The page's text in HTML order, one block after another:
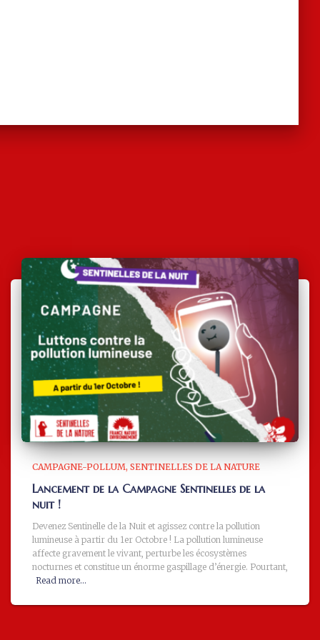
CAMPAGNE-POLLUM SENTINELLES DE LA NATURE
Lancement de la Campagne Sentinelles de la
nuit !
Devenez Sentinelle de la Nuit et agissez contre la pollution
lumineuse à partir du 1er Octobre ! La pollution lumineuse
affecte gravement le vivant, perturbe les écosystèmes
nocturnes et constitue un énorme gaspillage d’énergie. Pourtant,
Read more…